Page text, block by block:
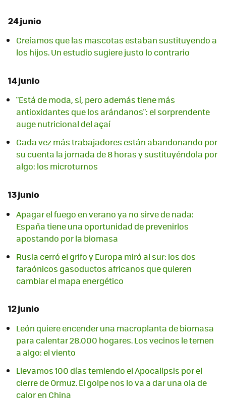
24 junio
Creíamos que las mascotas estaban sustituyendo a
los hijos. Un estudio sugiere justo lo contrario
14 junio
"Está de moda, sí, pero además tiene más
antioxidantes que los arándanos": el sorprendente
auge nutricional del açaí
Cada vez más trabajadores están abandonando por
su cuenta la jornada de 8 horas y sustituyéndola por
algo: los microturnos
13 junio
Apagar el fuego en verano ya no sirve de nada:
España tiene una oportunidad de prevenirlos
apostando por la biomasa
Rusia cerró el grifo y Europa miró al sur: los dos
faraónicos gasoductos africanos que quieren
cambiar el mapa energético
12 junio
León quiere encender una macroplanta de biomasa
para calentar 28.000 hogares. Los vecinos le temen
a algo: el viento
Llevamos 100 días temiendo el Apocalipsis por el
cierre de Ormuz. El golpe nos lo va a dar una ola de
calor en China